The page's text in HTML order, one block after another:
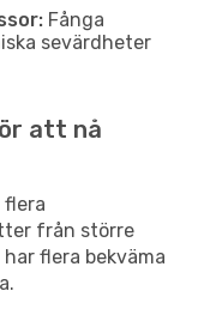
Fånga
sevärdheter
att nå
från större
flera bekväma